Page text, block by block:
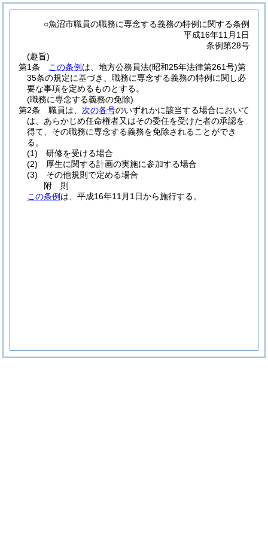
○魚沼市職員の職務に専念する義務の特例に関する条例
平成16年11月1日
条例第28号
(趣旨)
第1条
この条例 は、地方公務員法(昭和25年法律第261号)第
35条の規定に基づき、職務に専念する義務の特例に関し必
要な事項を定めるものとする。
(職務に専念する義務の免除)
第2条
職員は、 次の各号のいずれかに該当する場合において
は、あらかじめ任命権者又はその委任を受けた者の承認を
得て、その職務に専念する義務を免除されることができ
る。
(1)
研修を受ける場合
(2)
厚生に関する計画の実施に参加する場合
(3)
その他規則で定める場合
附 則
この条例 は、平成16年11月1日から施行する。